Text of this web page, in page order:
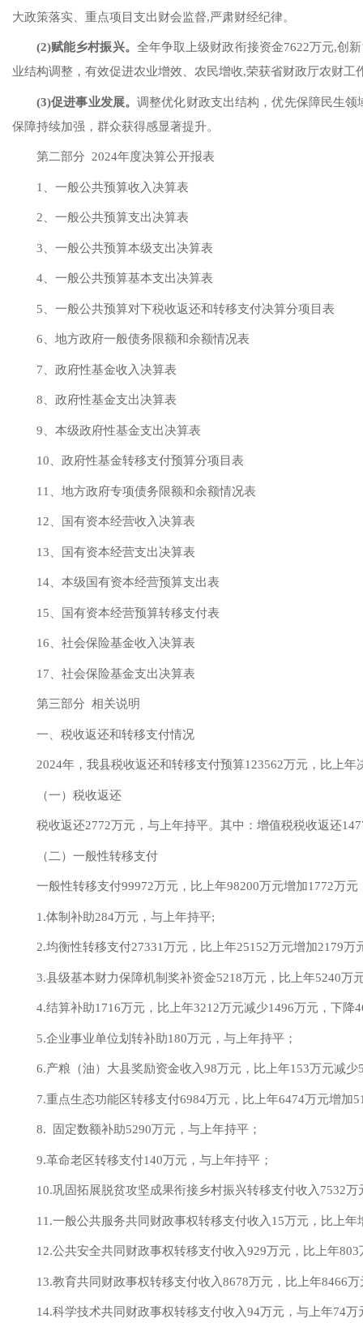
大政策落实、重点项目支出财会监督,严肃财经纪律。
(2)赋能乡村振兴。 全年争取 上级财政衔接资金7622万元,创
业结构调整 ，有效促进农业增效、农民增收,荣获省财政厅农财工
(3)促进事业发展。调整优化财政支出结构，优先保障民生领
保障持续加强 ，群众获得感显著提升。
第二部分 2024年度决算公开报表
1、一般公共预算收入决算表
2、一般公共预算支出决算表
3、一般公共预算本级支出决算表
4、一般公共预算基本支出决算表
5、一般公共预算对下税收返还和转移支付决算分项目表
6、地方政府一般债务限额和余额情况表
7、政府性基金收入决算表
8、政府性基金支出决算表
9、本级政府性基金支出决算表
10、政府性基金转移支付预算分项目表
11、地方政府专项债务限额和余额情况表
12、国有资本经营收入决算表
13、国有资本经营支出决算表
14、本级国有资本经营预算支出表
15、国有资本经营预算转移支付表
16、社会保险基金收入决算表
17、社会保险基金支出决算表
第三部分 相关说明
一、税收返还和转移支付情况
2024年 ，我县税收返还和转移支付预算123562万元，比上年
（一）税收返还
税收返还2772万元，与上年持平。其中：增值税税收返还
（二）一般性转移支付
一般性转移支付99972万元，比上年98200万元增加1772万元
1.体制补助284万元，与上年持平;
2.均衡性转移支付27331万元，比上年25152万元增加2179万
3.县级基本财力保障机制奖补资金5218万元，比上年5240万
4.结算补助1716万元，比上年3212万元减少1496万元， 下降
5.企业事业单位划转补助180万元，与上年持平；
6.产粮（油）大县奖励资金收入98万元，比上年153万元减少
7.重点生态功能区转移支付6984万元，比上年6474万元增加
8. 固定数额补助5290万元， 与 上年持平 ；
9.革命老区转移支付140万元，与上年持平；
10.巩固拓展脱贫攻坚成果衔接乡村振兴转移支付收入 7532万
11.一般公共服务共同财政事权转移支付收入 15万元，比上年
12.公共安全共同财政事权转移支付收入929万元，比上年803
13.教育共同财政事权转移支付收入8678万元，比上年8466万
14.科学技术共同财政事权转移支付收入94万元， 与 上年74万